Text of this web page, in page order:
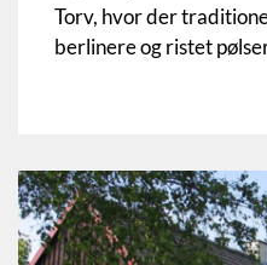
Torv, hvor der
berlinere og ristet